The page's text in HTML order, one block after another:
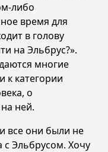
либо
время для
в голову
на Эльбрус?».
многие
к категории
о
ней.
все они были не
Эльбрусом. Хочу